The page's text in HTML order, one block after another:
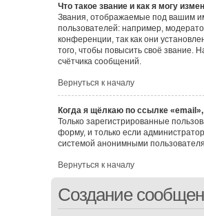
Что такое звание и как я могу
Звания, отображаемые под вашим
пользователей: например,
конференции, так как они
того, чтобы повысить своё звание.
счётчика сообщений.
Вернуться к началу
Когда я щёлкаю по ссылке
Только зарегистрированные
форму, и только если
системой анонимными
Вернуться к началу
Создание